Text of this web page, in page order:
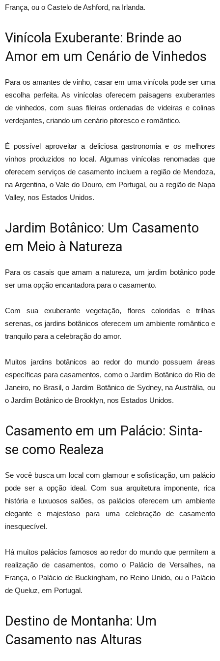
França, ou o Castelo de Ashford, na Irlanda.
Vinícola Exuberante: Brinde ao
Amor em um Cenário de Vinhedos
Para os amantes de vinho, casar em uma vinícola pode ser uma
escolha perfeita. As vinícolas oferecem paisagens exuberantes
de vinhedos, com suas fileiras ordenadas de videiras e colinas
verdejantes, criando um cenário pitoresco e romântico.
É possível aproveitar a deliciosa gastronomia e os melhores
vinhos produzidos no local. Algumas vinícolas renomadas que
oferecem serviços de casamento incluem a região de Mendoza,
na Argentina, o Vale do Douro, em Portugal, ou a região de Napa
Valley, nos Estados Unidos.
Jardim Botânico: Um Casamento
em Meio à Natureza
Para os casais que amam a natureza, um jardim botânico pode
ser uma opção encantadora para o casamento.
Com sua exuberante vegetação, flores coloridas e trilhas
serenas, os jardins botânicos oferecem um ambiente romântico e
tranquilo para a celebração do amor.
Muitos jardins botânicos ao redor do mundo possuem áreas
específicas para casamentos, como o Jardim Botânico do Rio de
Janeiro, no Brasil, o Jardim Botânico de Sydney, na Austrália, ou
o Jardim Botânico de Brooklyn, nos Estados Unidos.
Casamento em um Palácio: Sinta-
se como Realeza
Se você busca um local com glamour e sofisticação, um palácio
pode ser a opção ideal. Com sua arquitetura imponente, rica
história e luxuosos salões, os palácios oferecem um ambiente
elegante e majestoso para uma celebração de casamento
inesquecível.
Há muitos palácios famosos ao redor do mundo que permitem a
realização de casamentos, como o Palácio de Versalhes, na
França, o Palácio de Buckingham, no Reino Unido, ou o Palácio
de Queluz, em Portugal.
Destino de Montanha: Um
Casamento nas Alturas